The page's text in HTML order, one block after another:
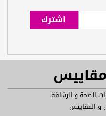
الصحة و الرشاقة
و المقاييس